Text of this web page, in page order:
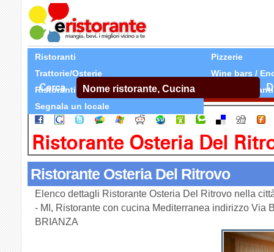
Ristoranti
Pizzerie
Trattorie/Osterie
Wine bars /
Ristoranti Etnici
Tutti Ristoranti
Segnala un locale
Cerca
Ristorante Osteria Del
Ristorante Osteria Del Ritrovo
Elenco dettagli Ristorante Osteria Del Ritrovo nella
- MI, Ristorante con cucina Mediterranea indirizzo Via
BRIANZA